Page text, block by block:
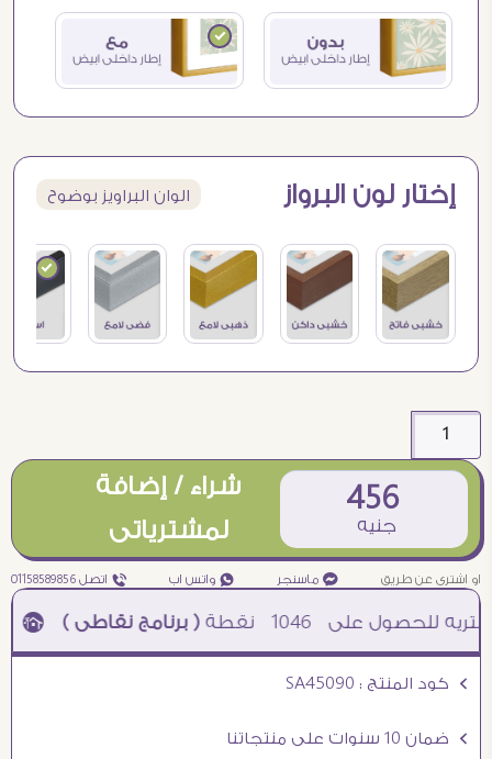
إختار لون البرواز الوان البراويز بوضوح
456
جنيه
شراء / إضافة
لمشترياتى
او اشترى عن طريق ¥ ماسنجر ₧ واتس اب ƒ اتصل 01158589856
1046 نقطة( برنامج نقاطى )à خصم 5% للعملاء الجدد à شحن مجانى عند الشراء ب 4000 جنيه à
Ö كود المنتج : SA45090
Ö ضمان 10 سنوات على منتجاتنا